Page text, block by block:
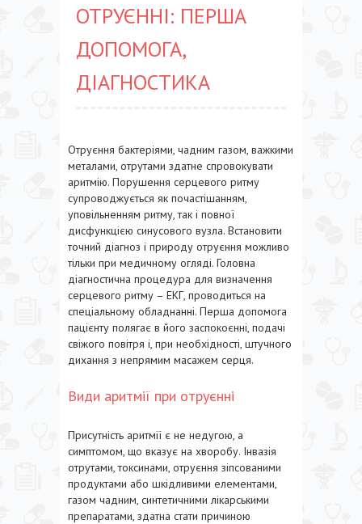
ОТРУЄННІ: ПЕРША
ДОПОМОГА,
ДІАГНОСТИКА
Отруєння бактеріями, чадним газом, важкими
металами, отрутами здатне спровокувати
аритмію. Порушення серцевого ритму
супроводжується як почастішанням,
уповільненням ритму, так і повної
дисфункцією синусового вузла. Встановити
точний діагноз і природу отруєння можливо
тільки при медичному огляді. Головна
діагностична процедура для визначення
серцевого ритму – ЕКГ, проводиться на
спеціальному обладнанні. Перша допомога
пацієнту полягає в його заспокоєнні, подачі
свіжого повітря і, при необхідності, штучного
дихання з непрямим масажем серця.
Види аритмії при отруєнні
Присутність аритмії є не недугою, а
симптомом, що вказує на хворобу. Інвазія
отрутами, токсинами, отруєння зіпсованими
продуктами або шкідливими елементами,
газом чадним, синтетичними лікарськими
препаратами, здатна стати причиною